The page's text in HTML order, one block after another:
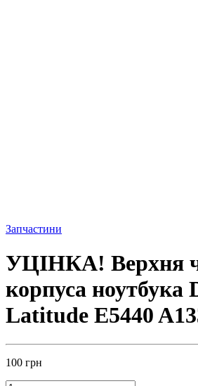
Запчастини
УЦІНКА! Верхня
корпуса ноутбука
Latitude E5440
100 грн